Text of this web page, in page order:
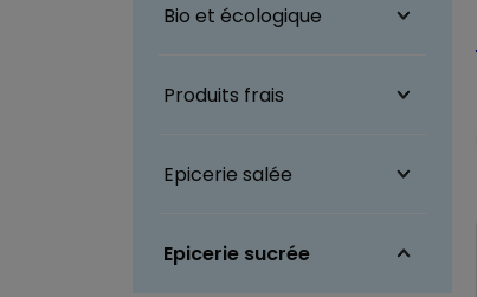
Bio et écologique
Produits frais
Epicerie salée
Epicerie sucrée